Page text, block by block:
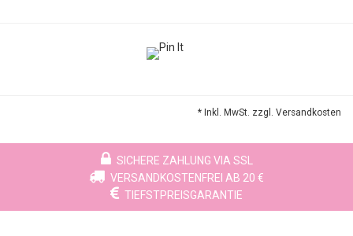
* Inkl. MwSt. zzgl. Versandkosten
SICHERE ZAHLUNG VIA SSL
VERSANDKOSTENFREI AB 20 €
TIEFSTPREISGARANTIE